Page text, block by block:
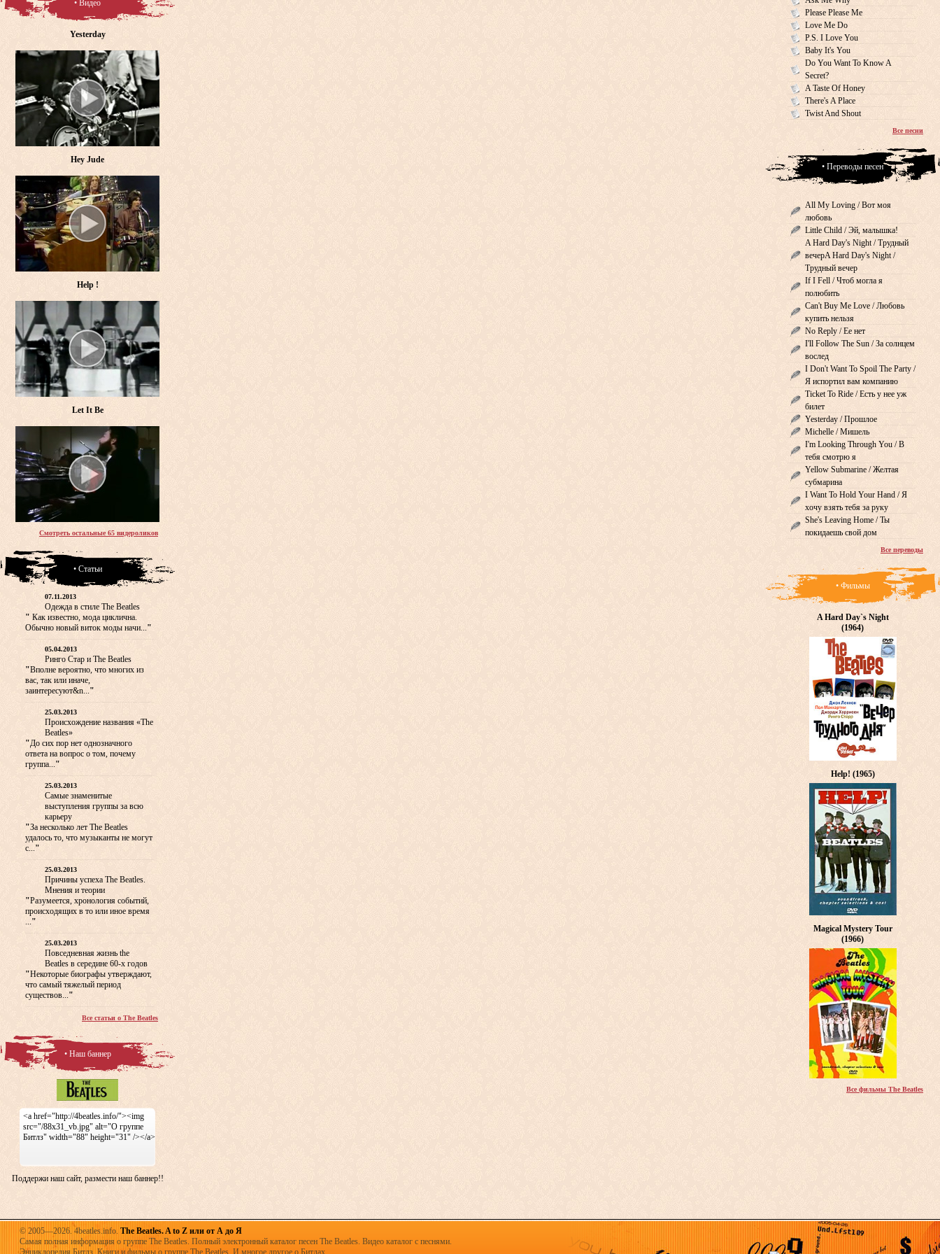
• Видео
Yesterday
Hey Jude
Help !
Let It Be
Смотреть остальные 65 видероликов
• Статьи
07.11.2013
Одежда в стиле The Beatles
" Как известно, мода циклична.
Обычно новый виток моды начи..."
05.04.2013
Ринго Стар и The Beatles
"Вполне вероятно, что многих из
вас, так или иначе,
заинтересуют&n..."
25.03.2013
Происхождение названия «The
Beatles»
"До сих пор нет однозначного
ответа на вопрос о том, почему
группа..."
25.03.2013
Самые знаменитые
выступления группы за всю
карьеру
"За несколько лет The Beatles
удалось то, что музыканты не могут
с..."
25.03.2013
Причины успеха The Beatles.
Мнения и теории
"Разумеется, хронология событий,
происходящих в то или иное время
..."
25.03.2013
Повседневная жизнь the
Beatles в середине 60-х годов
"Некоторые биографы утверждают,
что самый тяжелый период
существов..."
Все статьи о The Beatles
• Наш баннер
<a href="http://4beatles.info/"><img
src="/88x31_vb.jpg" alt="О группе
Битлз" width="88" height="31" /></a>
Поддержи наш сайт, размести наш баннер!!
Please Please Me
Love Me Do
P.S. I Love You
Baby It's You
Do You Want To Know A
Secret?
A Taste Of Honey
There's A Place
Twist And Shout
Все песни
• Переводы песен
All My Loving / Вот моя
любовь
Little Child / Эй, малышка!
A Hard Day's Night / Трудный
вечерA Hard Day's Night /
Трудный вечер
If I Fell / Чтоб могла я
полюбить
Can't Buy Me Love / Любовь
купить нельзя
No Reply / Ее нет
I'll Follow The Sun / За солнцем
вослед
I Don't Want To Spoil The Party /
Я испортил вам компанию
Ticket To Ride / Есть у нее уж
билет
Yesterday / Прошлое
Michelle / Мишель
I'm Looking Through You / В
тебя смотрю я
Yellow Submarine / Желтая
субмарина
I Want To Hold Your Hand / Я
хочу взять тебя за руку
She's Leaving Home / Ты
покидаешь свой дом
Все переводы
• Фильмы
A Hard Day`s Night
(1964)
Help! (1965)
Magical Mystery Tour
(1966)
Все фильмы The Beatles
© 2005—2026. 4beatles.info. The Beatles. A to Z или от А до Я
Самая полная информация о группе The Beatles. Полный электронный каталог песен The Beatles. Видео каталог с песнями.
Энциклопедия Битлз. Книги и фильмы о группе The Beatles. И многое другое о Битлах.......